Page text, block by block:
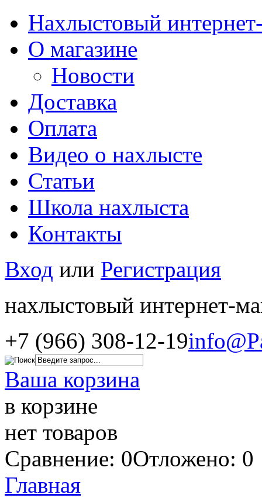
Нахлыстовый
О магазине
Новости
Доставка
Оплата
Видео о нахлысте
Статьи
Школа нахлыста
Контакты
Вход или Регистрация
нахлыстовый интернет-
+7 (966) 308-12-19
Ваша корзина
в корзине
нет товаров
Сравнение: 0Отложено: 0
Главная